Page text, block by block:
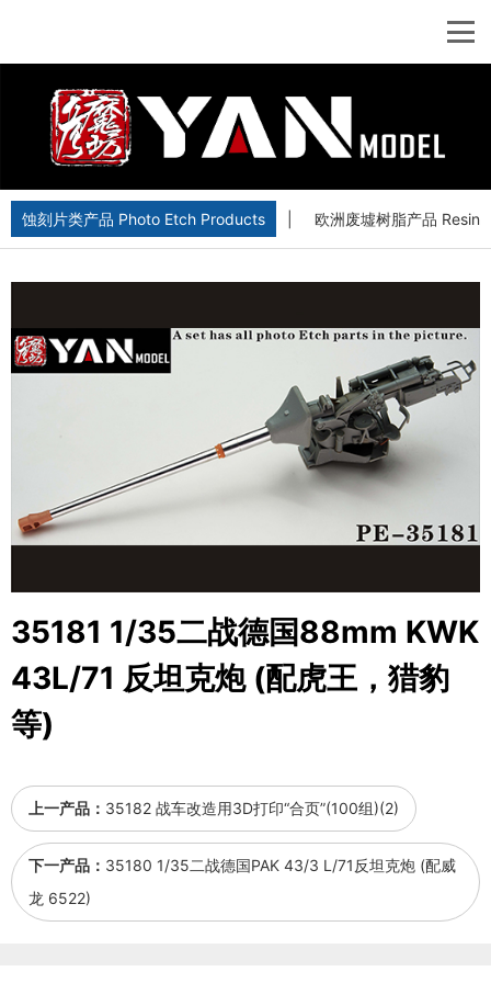
蚀刻片类产品 Photo Etch Products 欧洲废墟树脂产品 Resin
35181 1/35二战德国88mm KWK
43L/71 反坦克炮 (配虎王，猎豹
等)
上一产品： 35182 战车改造用3D打印“合页”(100组)(2)
下一产品： 35180 1/35二战德国PAK 43/3 L/71反坦克炮 (配威
龙 6522)